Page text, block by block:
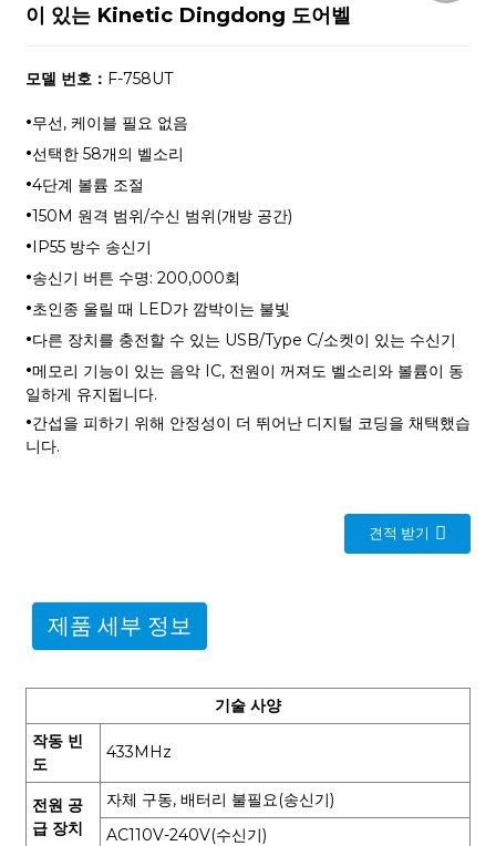
이 있는 Kinetic Dingdong 도어벨
모델 번호： F-758UT
·무선, 케이블 필요 없음
·선택한 58개의 벨소리
·4단계 볼륨 조절
·150M 원격 범위/수신 범위(개방 공간)
·IP55 방수 송신기
·송신기 버튼 수명: 200,000회
·초인종 울릴 때 LED가 깜박이는 불빛
·다른 장치를 충전할 수 있는 USB/Type C/소켓이 있는 수신기
·메모리 기능이 있는 음악 IC, 전원이 꺼져도 벨소리와 볼륨이 동
일하게 유지됩니다.
·간섭을 피하기 위해 안정성이 더 뛰어난 디지털 코딩을 채택했습
니다.
견적 받기
제품 세부 정보
기술 사양
작동 빈
도
433MHz
전원 공
급 장치
자체 구동, 배터리 불필요(송신기)
AC110V-240V(수신기)